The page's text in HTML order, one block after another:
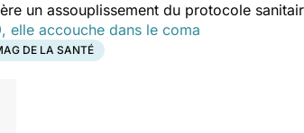
un assouplissement du protocole
elle accouche dans le coma
DE LA SANTÉ